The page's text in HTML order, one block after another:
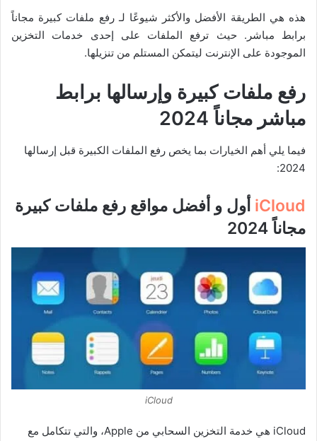
هذه هي الطريقة الأفضل والأكثر شيوعًا لـ رفع ملفات كبيرة مجاناً
برابط مباشر. حيث ترفع الملفات على إحدى خدمات التخزين
الموجودة على الإنترنت ليتمكن المستلم من تنزيلها.
رفع ملفات كبيرة وإرسالها برابط
مباشر مجاناً 2024
فيما يلي أهم الخيارات بما يخص رفع الملفات الكبيرة قبل إرسالها
2024:
iCloud أول و أفضل مواقع رفع ملفات كبيرة
مجاناً 2024
iCloud
iCloud هي خدمة التخزين السحابي من Apple، والتي تتكامل مع